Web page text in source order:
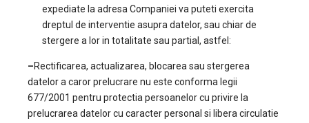
expediate la adresa Companiei va puteti exercita
dreptul de interventie asupra datelor, sau chiar de
stergere a lor in totalitate sau partial, astfel:
–Rectificarea, actualizarea, blocarea sau stergerea
datelor a caror prelucrare nu este conforma legii
677/2001 pentru protectia persoanelor cu privire la
prelucrarea datelor cu caracter personal si libera circulatie